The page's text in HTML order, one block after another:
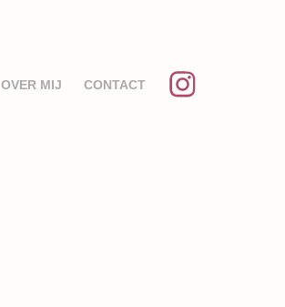
OVER MIJ CONTACT